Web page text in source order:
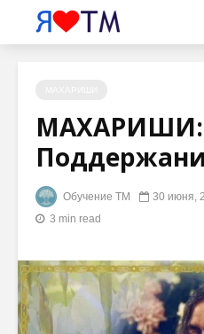
МАХАРИШИ:
Обучение ТМ 30 июня,
3 min read